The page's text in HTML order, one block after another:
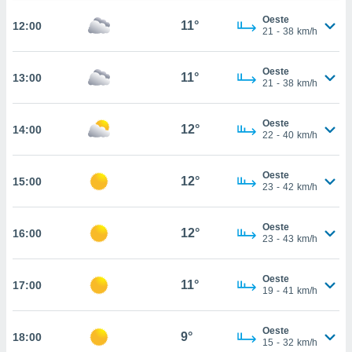
se
o
Puedes
acceder a
12:00 11°
Oeste
21 - 38 km/h
13:00 11°
Oeste
21 - 38 km/h
14:00 12°
Oeste
22 - 40 km/h
15:00 12°
Oeste
23 - 42 km/h
16:00 12°
Oeste
23 - 43 km/h
17:00 11°
Oeste
19 - 41 km/h
18:00 9°
Oeste
15 - 32 km/h